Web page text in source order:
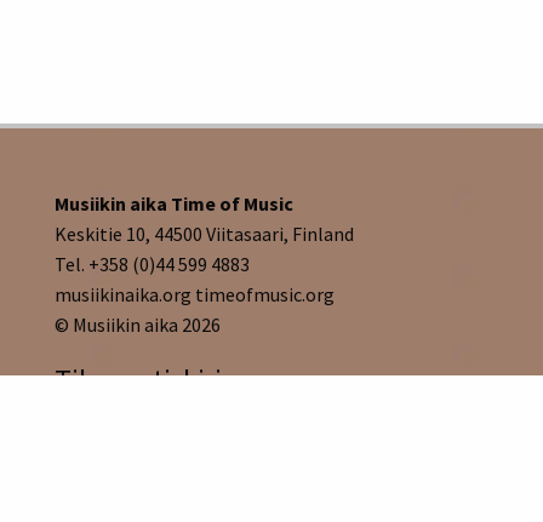
Musiikin aika Time of Music
Keskitie 10, 44500 Viitasaari, Finland
Tel. +358 (0)44 599 4883
musiikinaika.org timeofmusic.org
© Musiikin aika 2026
Tilaa uutiskirje